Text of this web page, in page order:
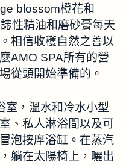
blossom橙花和
性精油和磨砂膏每天
相信收穫自然之善以
AMO SPA所有的營
從頭開始準備的。
室，溫水和冷水小型
、私人淋浴間以及可
泡按摩浴缸。在蒸汽
躺在太陽椅上，曬出